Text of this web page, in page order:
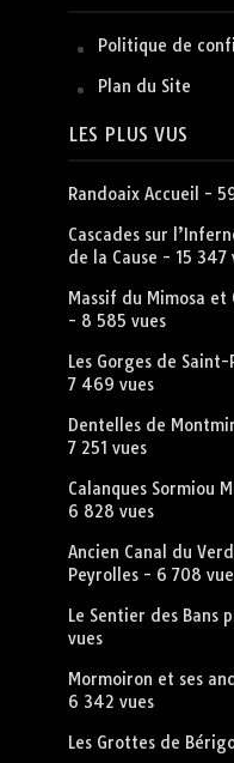
Politique de
Plan du Site
LES PLUS VUS
Randoaix Accueil -
Cascades sur
de la Cause - 15 347
Massif du Mimosa
- 8 585 vues
Les Gorges de
7 469 vues
Dentelles de
7 251 vues
Calanques Sormiou
6 828 vues
Ancien Canal du
Peyrolles- 6 708
Le Sentier des Bans
vues
Mormoiron et ses
6 342 vues
Les Grottes de